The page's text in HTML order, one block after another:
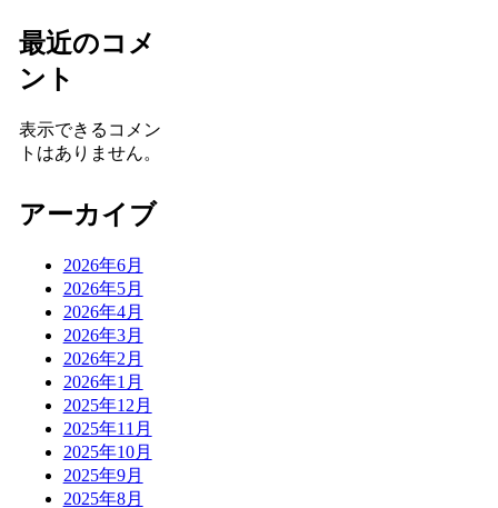
最近のコメ
ント
表示できるコメン
トはありません。
アーカイブ
2026年6月
2026年5月
2026年4月
2026年3月
2026年2月
2026年1月
2025年12月
2025年11月
2025年10月
2025年9月
2025年8月